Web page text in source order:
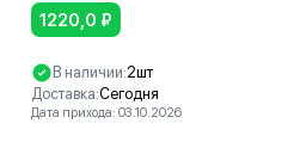
1220,0 ₽
В наличии:2шт
Доставка:Сегодня
Дата прихода: 03.10.2026